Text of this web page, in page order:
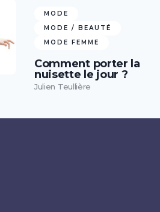
MODE
MODE / BEAUTÉ
MODE FEMME
Comment porter la
nuisette le jour ?
Julien Teullière